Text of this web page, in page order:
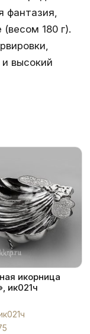
фантазия,
180 г).
высокий
икорница
ик021ч